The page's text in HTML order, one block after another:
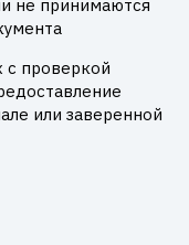
не принимаются
с проверкой
или заверенной